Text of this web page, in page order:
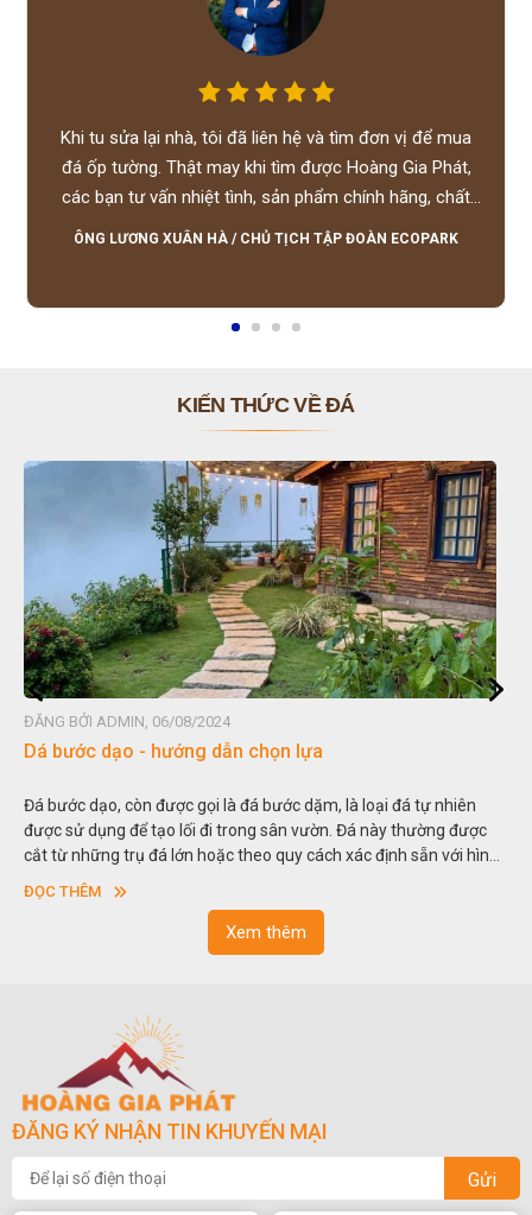
Khi tu sửa lại nhà, tôi đã liên hệ và tìm đơn vị để mua
đá ốp tường. Thật may khi tìm được Hoàng Gia Phát,
các bạn tư vấn nhiệt tình, sản phẩm chính hãng, chất
lượng tốt, giá hợp lý, hỗ trợ tận tình.
ÔNG LƯƠNG XUÂN HÀ / CHỦ TỊCH TẬP ĐOÀN ECOPARK
KIẾN THỨC VỀ ĐÁ
ĐĂNG BỞI ADMIN, 06/08/2024
Dá bước dạo - hướng dẫn chọn lựa
Đá bước dạo, còn được gọi là đá bước dặm, là loại đá tự nhiên
được sử dụng để tạo lối đi trong sân vườn. Đá này thường được
cắt từ những trụ đá lớn hoặc theo quy cách xác định sẵn với hình
vuông hoặc hình chữ nhật và có độ dày khác nhau.
ĐỌC THÊM
Xem thêm
ĐĂNG KÝ NHẬN TIN KHUYẾN MẠI
Gửi